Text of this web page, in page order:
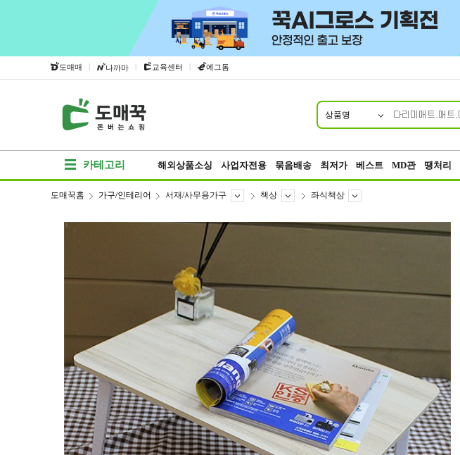
도매매 | 나까마 | 교육센터 | 에그돔
상품명
카테고리 해외상품소싱 사업자전용 묶음배송 최저가 베스트 MD관 땡처리
도매꾹홈 가구/인테리어 서재/사무용가구 책상 좌식책상